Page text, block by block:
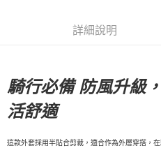
每筆NT$80，滿NT$10,000(含以上
每筆NT$130，滿NT$10,000(含以
詳細說明
騎行必備 防風升級
活舒適
這款外套採用半貼合剪裁，適合作為外層穿搭，